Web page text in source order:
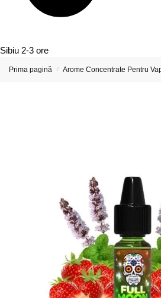
Sibiu 2-3 ore
Prima pagină / Arome Concentrate Pentru